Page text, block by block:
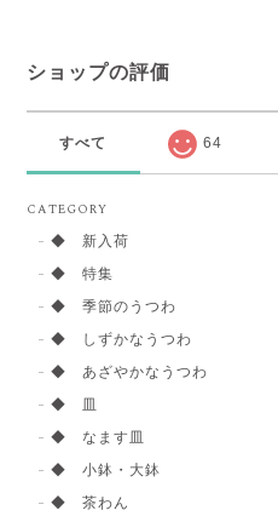
ショップの評価
すべて 64
CATEGORY
◆ 新入荷
◆ 特集
◆ 季節のうつわ
◆ しずかなうつわ
◆ あざやかなうつわ
◆ 皿
◆ なます皿
◆ 小鉢・大鉢
◆ 茶わん